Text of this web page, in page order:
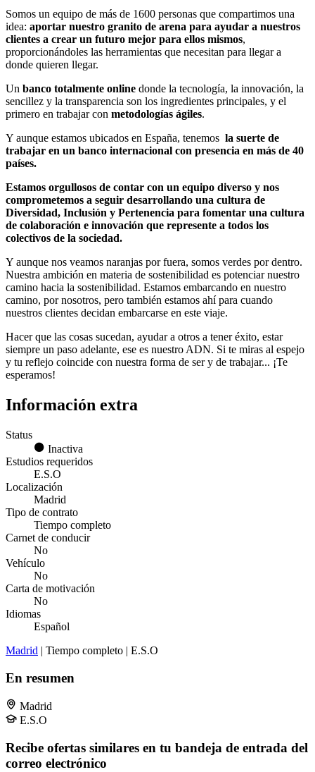
Somos un equipo de más de 1600 personas que compartimos una
idea: aportar nuestro granito de arena para ayudar a nuestros
clientes a crear un futuro mejor para ellos mismos,
proporcionándoles las herramientas que necesitan para llegar a
donde quieren llegar.
Un banco totalmente online donde la tecnología, la innovación, la
sencillez y la transparencia son los ingredientes principales, y el
primero en trabajar con metodologías ágiles.
Y aunque estamos ubicados en España, tenemos la suerte de
trabajar en un banco internacional con presencia en más de 40
países.
Estamos orgullosos de contar con un equipo diverso y nos
comprometemos a seguir desarrollando una cultura de
Diversidad, Inclusión y Pertenencia para fomentar una cultura
de colaboración e innovación que represente a todos los
colectivos de la sociedad.
Y aunque nos veamos naranjas por fuera, somos verdes por dentro.
Nuestra ambición en materia de sostenibilidad es potenciar nuestro
camino hacia la sostenibilidad. Estamos embarcando en nuestro
camino, por nosotros, pero también estamos ahí para cuando
nuestros clientes decidan embarcarse en este viaje.
Hacer que las cosas sucedan, ayudar a otros a tener éxito, estar
siempre un paso adelante, ese es nuestro ADN. Si te miras al espejo
y tu reflejo coincide con nuestra forma de ser y de trabajar... ¡Te
esperamos!
Información extra
Status
Inactiva
Estudios requeridos
E.S.O
Localización
Madrid
Tipo de contrato
Tiempo completo
Carnet de conducir
No
Vehículo
No
Carta de motivación
No
Idiomas
Español
Madrid | Tiempo completo | E.S.O
En resumen
Madrid
E.S.O
Recibe ofertas similares en tu bandeja de entrada del
correo electrónico